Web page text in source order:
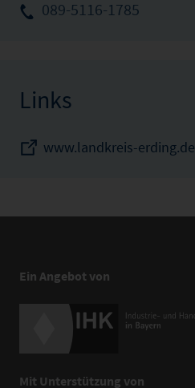
089-5116-1785
Links
www.landkreis-erding.de
Ein Angebot von
Mit Unterstützung von